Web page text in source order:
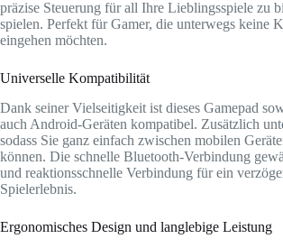
präzise Steuerung für all Ihre Lieblingsspiele zu
spielen. Perfekt für Gamer, die unterwegs keine
eingehen möchten.
Universelle Kompatibilität
Dank seiner Vielseitigkeit ist dieses Gamepad
auch Android-Geräten kompatibel. Zusätzlich
sodass Sie ganz einfach zwischen mobilen
können. Die schnelle Bluetooth-Verbindung
und reaktionsschnelle Verbindung für ein
Spielerlebnis.
Ergonomisches Design und langlebige Leistung